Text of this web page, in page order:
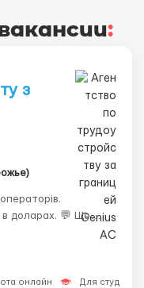
:
з
доларах. 💬 Що
(текст) —
від A2 &...
онлайн Для